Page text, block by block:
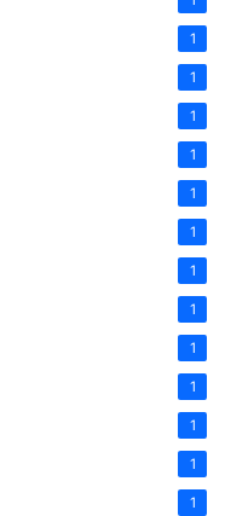
1
1
1
1
1
1
1
1
1
1
1
1
1